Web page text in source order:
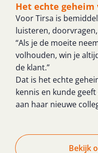
Het echte
Voor Tirsa is
luisteren,
“Als je de moeite
volhouden, win je
de klant.”
Dat is het echte
kennis en kunde
aan haar nieuwe
Bekijk